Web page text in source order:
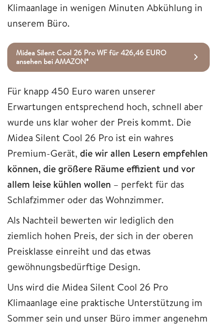
Klimaanlage in wenigen Minuten Abkühlung in
unserem Büro.
Midea Silent Cool 26 Pro WF für 426,46 EURO
ansehen bei AMAZON*
Für knapp 450 Euro waren unserer
Erwartungen entsprechend hoch, schnell aber
wurde uns klar woher der Preis kommt. Die
Midea Silent Cool 26 Pro ist ein wahres
Premium-Gerät, die wir allen Lesern empfehlen
können, die größere Räume effizient und vor
allem leise kühlen wollen – perfekt für das
Schlafzimmer oder das Wohnzimmer.
Als Nachteil bewerten wir lediglich den
ziemlich hohen Preis, der sich in der oberen
Preisklasse einreiht und das etwas
gewöhnungsbedürftige Design.
Uns wird die Midea Silent Cool 26 Pro
Klimaanlage eine praktische Unterstützung im
Sommer sein und unser Büro immer angenehm